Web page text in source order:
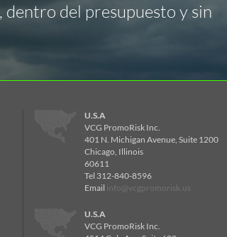
del presupuesto y sin
U.S.A
VCG PromoRisk Inc.
401 N. Michigan Avenue, Suite 1200
Chicago, Illinois
60611
Tel 312-840-8596
Email info@vcgpromorisk.us
U.S.A
VCG PromoRisk Inc.